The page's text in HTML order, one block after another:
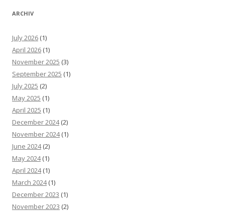
ARCHIV
July 2026 (1)
April 2026 (1)
November 2025 (3)
September 2025 (1)
July 2025 (2)
May 2025 (1)
April 2025 (1)
December 2024(2)
November 2024(1)
June 2024(2)
May 2024(1)
April 2024(1)
March 2024(1)
December 2023 (1)
November 2023 (2)